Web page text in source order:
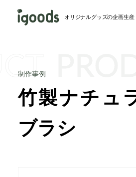
オリジナルグッズの企画生産
竹製ナチュ
ブラシ
制作事例